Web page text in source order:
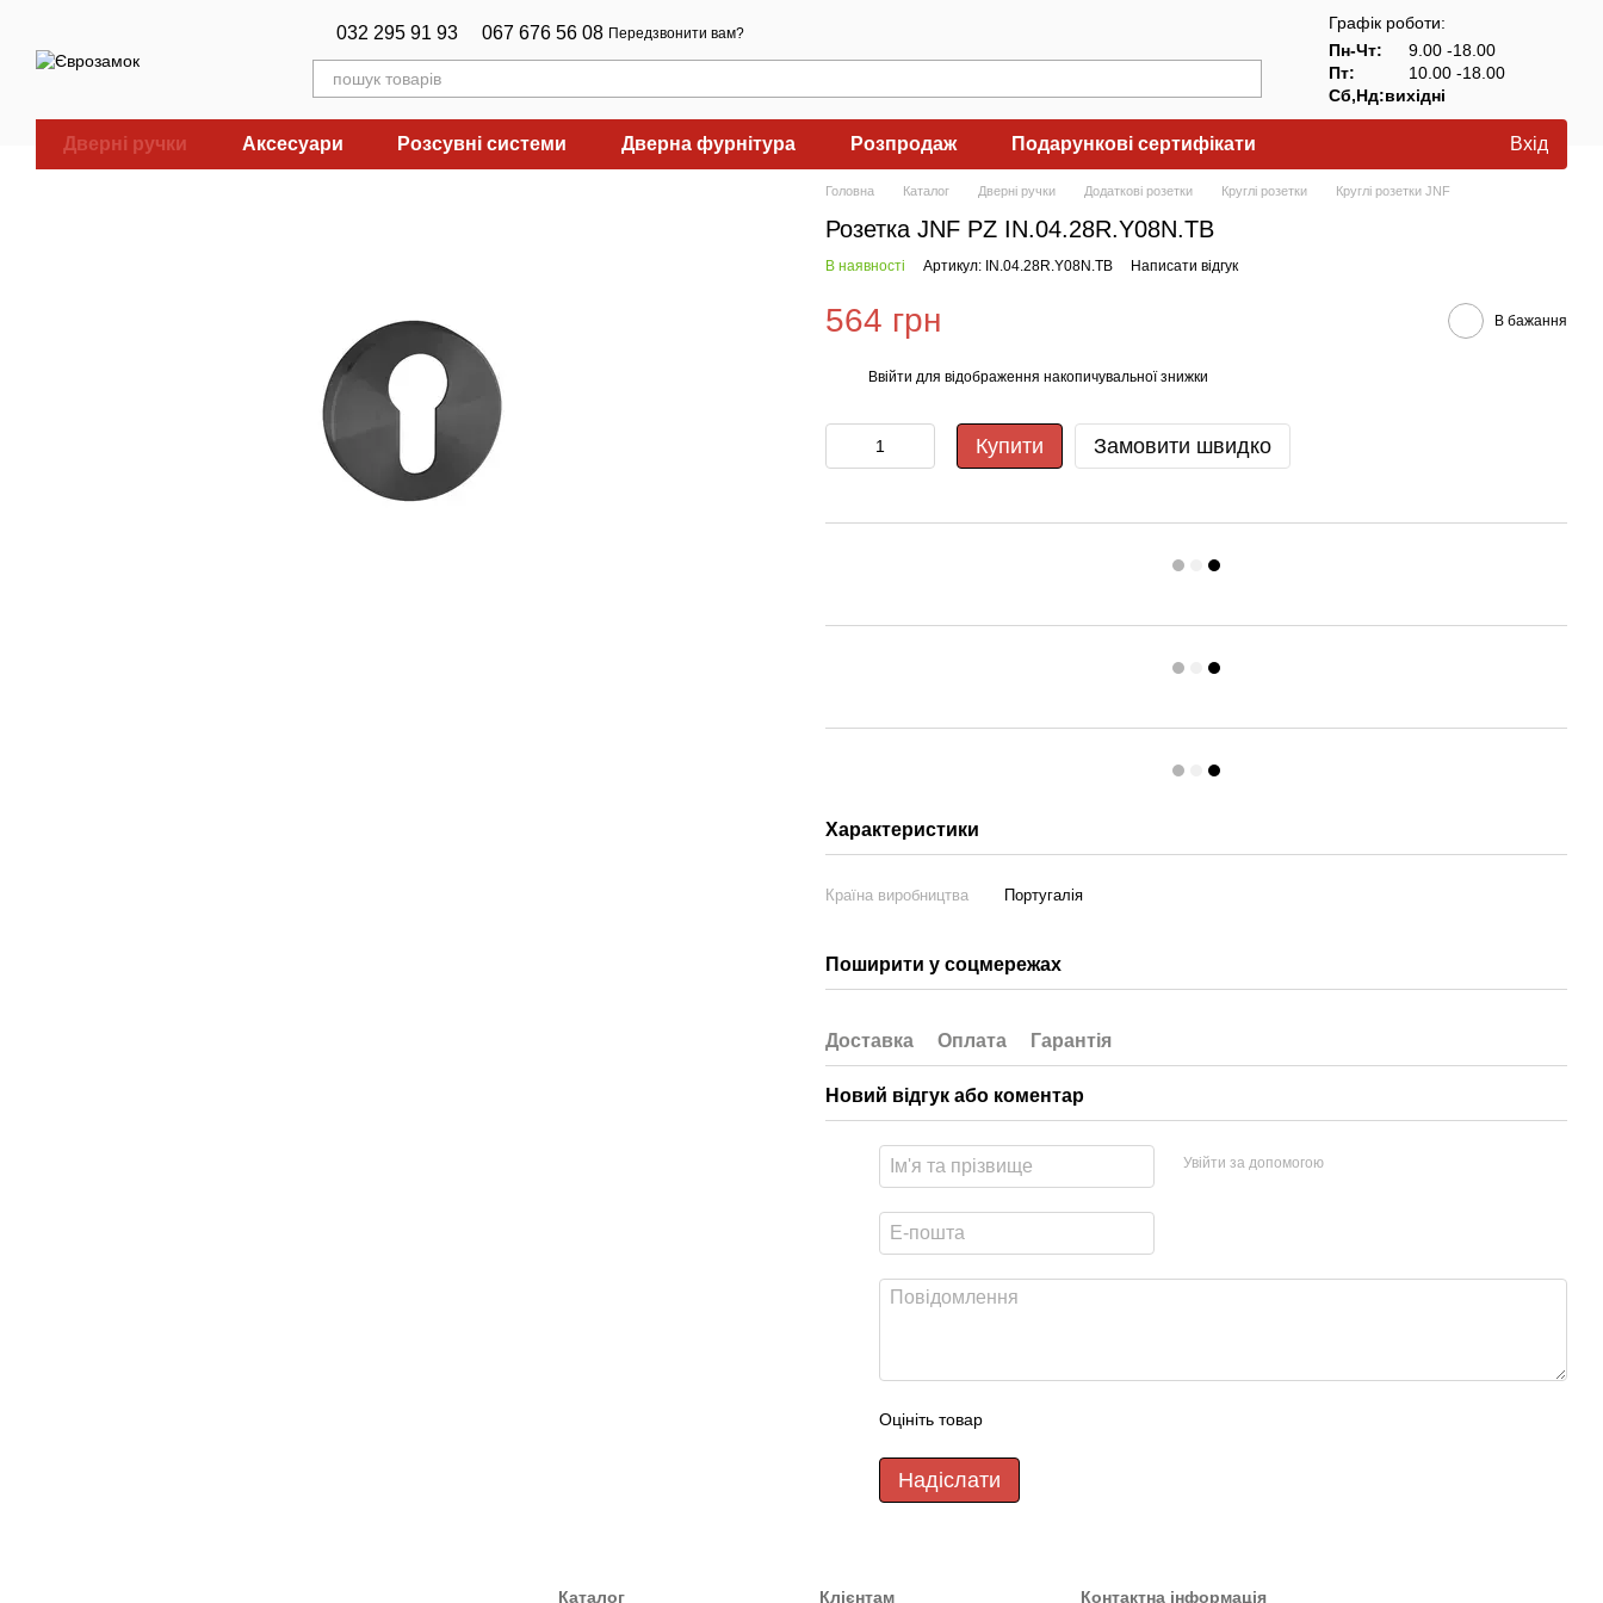
032 295 91 93 067 676 56 08 Передзвонити вам?
Графік роботи:
Пн-Чт:
9.00 -18.00
Пт:
10.00 -18.00
Сб,Нд:вихідні
Дверні ручки Аксесуари Розсувні системи Дверна фурнітура Розпродаж Подарункові сертифікати Вхід
Головна Каталог Дверні ручки Додаткові розетки Круглі розетки Круглі розетки JNF
Розетка JNF PZ IN.04.28R.Y08N.TB
В наявності Артикул: IN.04.28R.Y08N.TB Написати відгук
564 грн В бажання
Ввійти для відображення накопичувальної знижки
Купити Замовити швидко
Характеристики
Країна виробництва Португалія
Поширити у соцмережах
Доставка Оплата Гарантія
Новий відгук або коментар
Увійти за допомогою
Оцініть товар
Надіслати
Каталог Клієнтам Контактна інформація